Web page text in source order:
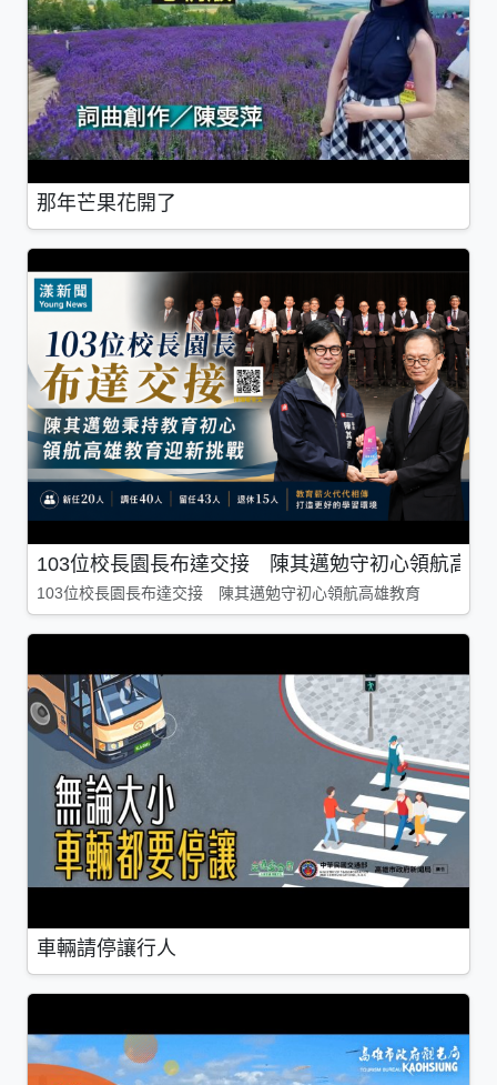
那年芒果花開了
103位校長園長布達交接 陳其邁勉守初心領航高雄
103位校長園長布達交接 陳其邁勉守初心領航高雄教育
車輛請停讓行人